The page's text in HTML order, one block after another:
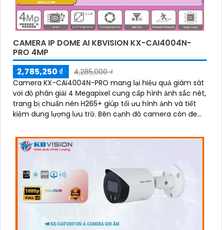
CAMERA IP DOME AI KBVISION KX-CAI4004N-
PRO 4MP
2,785,250 ₫
4,285,000 ₫
Camera KX-CAi4004N-PRO mang lại hiệu quả giám sát
với độ phân giải 4 Megapixel cung cấp hình ảnh sắc nét,
trang bị chuẩn nén H265+ giúp tối ưu hình ảnh và tiết
kiệm dung lượng lưu trữ. Bên cạnh đó camera còn đem
xâm nhập, và phân biệt người/xe (SMD Plus) bảo vệ an
ninh hiệu quả